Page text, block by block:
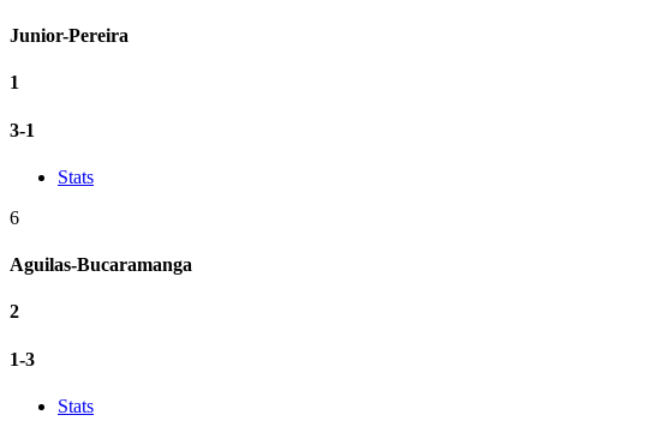
Junior-Pereira
1
3-1
Stats
6
Aguilas-Bucaramanga
2
1-3
Stats